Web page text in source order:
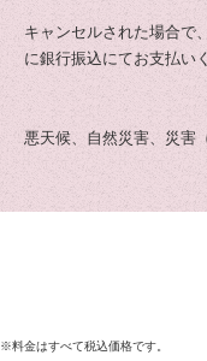
キャンセルされた場合で
に銀行振込にてお支払い
悪天候、自然災害、災害
※料金はすべて税込価格です。